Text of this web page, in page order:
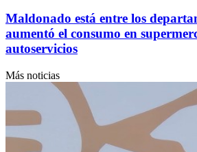
Maldonado está entre los
aumentó el consumo en
autoservicios
Más noticias